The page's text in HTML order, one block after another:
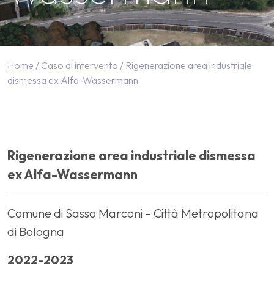
Home / Caso di intervento / Rigenerazione area industriale
dismessa ex Alfa-Wassermann
Rigenerazione
Rigenerazione area industriale dismessa
ex Alfa-Wassermann
Comune di Sasso Marconi – Città Metropolitana
di Bologna
2022-2023